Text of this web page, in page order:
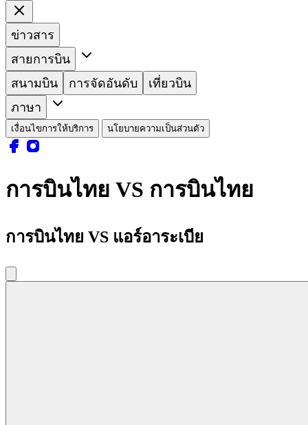
ข่าวสาร
สายการบิน
สนามบิน
การจัดอันดับ
เที่ยวบิน
ภาษา
เงื่อนไขการให้บริการ นโยบายความเป็นส่วนตัว
การบินไทย VS การบินไทย
การบินไทย VS แอร์อาระเบีย